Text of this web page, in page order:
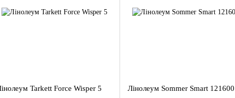
Tarkett Force Wisper 5 Лінолеум Sommer Smart 121600